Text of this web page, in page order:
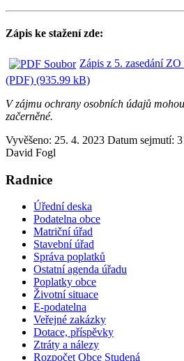
Zápis ke stažení zde:
Zápis z 5. zasedání
(PDF) (935.99 kB)
V zájmu ochrany osobních údajů
začerněné.
Vyvěšeno: 25. 4. 2023 Datum sejmutí:
David Fogl
Radnice
Úřední deska
Podatelna obce
Matriční úřad
Stavební úřad
Správa poplatků
Ostatní agenda úřadu
Poplatky obce
Životní situace
E-podatelna
Veřejné zakázky
Dotace, příspěvky
Ztráty a nálezy
Rozpočet Obce Studená